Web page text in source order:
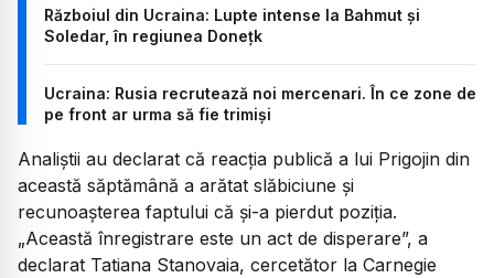
Războiul din Ucraina: Lupte intense la Bahmut și
Soledar, în regiunea Donețk
Ucraina: Rusia recrutează noi mercenari. În ce zone de
pe front ar urma să fie trimiși
Analiștii au declarat că reacția publică a lui Prigojin din
această săptămână a arătat slăbiciune și
recunoașterea faptului că și-a pierdut poziția.
„Această înregistrare este un act de disperare”, a
declarat Tatiana Stanovaia, cercetător la Carnegie